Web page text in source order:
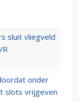
sluit vliegveld
onder
slots vrijgeven